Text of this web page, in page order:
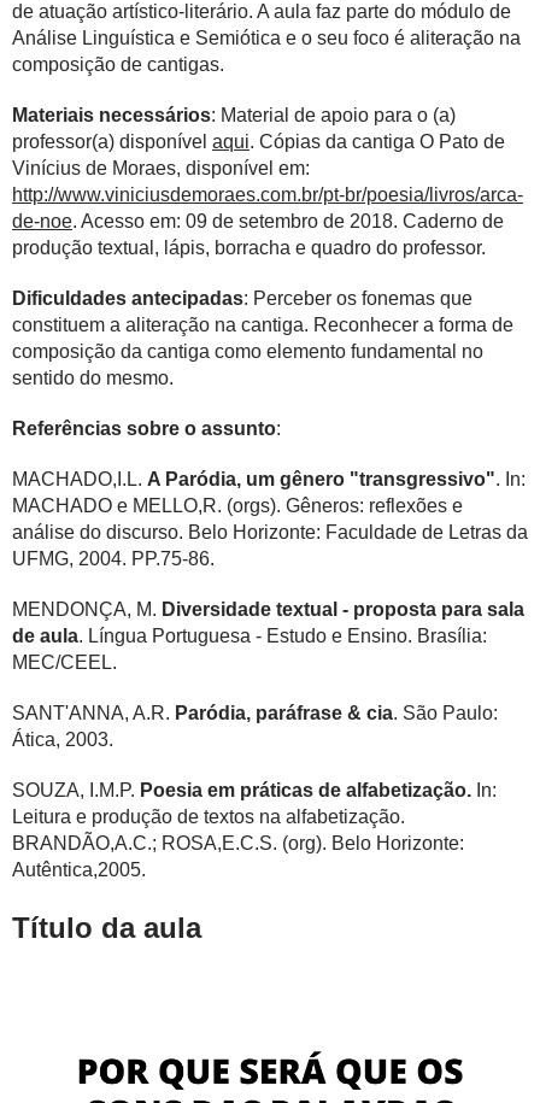
de atuação artístico-literário. A aula faz parte do módulo de
Análise Linguística e Semiótica e o seu foco é aliteração na
composição de cantigas.
Materiais necessários: Material de apoio para o (a)
professor(a) disponível aqui. Cópias da cantiga O Pato de
Vinícius de Moraes, disponível em:
http://www.viniciusdemoraes.com.br/pt-br/poesia/livros/arca-
de-noe. Acesso em: 09 de setembro de 2018. Caderno de
produção textual, lápis, borracha e quadro do professor.
Dificuldades antecipadas: Perceber os fonemas que
constituem a aliteração na cantiga. Reconhecer a forma de
composição da cantiga como elemento fundamental no
sentido do mesmo.
Referências sobre o assunto:
MACHADO,I.L. A Paródia, um gênero "transgressivo". In:
MACHADO e MELLO,R. (orgs). Gêneros: reflexões e
análise do discurso. Belo Horizonte: Faculdade de Letras da
UFMG, 2004. PP.75-86.
MENDONÇA, M. Diversidade textual - proposta para sala
de aula. Língua Portuguesa - Estudo e Ensino. Brasília:
MEC/CEEL.
SANT'ANNA, A.R. Paródia, paráfrase & cia. São Paulo:
Ática, 2003.
SOUZA, I.M.P. Poesia em práticas de alfabetização. In:
Leitura e produção de textos na alfabetização.
BRANDÃO,A.C.; ROSA,E.C.S. (org). Belo Horizonte:
Autêntica,2005.
Título da aula